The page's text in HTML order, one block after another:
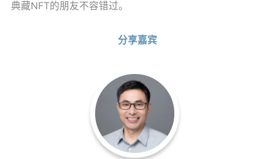
典藏NFT的朋友不容错过。
分享嘉宾